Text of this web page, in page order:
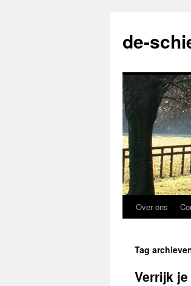
de-
Spring
inhoud
Over ons
Tag
Verrijk